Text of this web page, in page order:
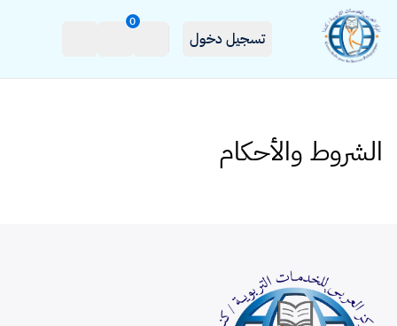
تسجيل دخول
0
الشروط والأحكام